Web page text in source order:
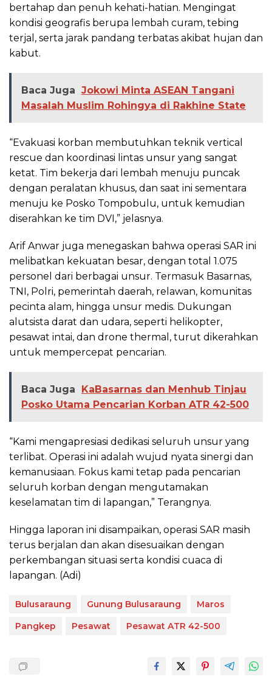
bertahap dan penuh kehati-hatian. Mengingat
kondisi geografis berupa lembah curam, tebing
terjal, serta jarak pandang terbatas akibat hujan dan
kabut.
Baca Juga Jokowi Minta ASEAN Tangani
Masalah Muslim Rohingya di Rakhine State
“Evakuasi korban membutuhkan teknik vertical
rescue dan koordinasi lintas unsur yang sangat
ketat. Tim bekerja dari lembah menuju puncak
dengan peralatan khusus, dan saat ini sementara
menuju ke Posko Tompobulu, untuk kemudian
diserahkan ke tim DVI,” jelasnya.
Arif Anwar juga menegaskan bahwa operasi SAR ini
melibatkan kekuatan besar, dengan total 1.075
personel dari berbagai unsur. Termasuk Basarnas,
TNI, Polri, pemerintah daerah, relawan, komunitas
pecinta alam, hingga unsur medis. Dukungan
alutsista darat dan udara, seperti helikopter,
pesawat intai, dan drone thermal, turut dikerahkan
untuk mempercepat pencarian.
Baca Juga
KaBasarnas dan Menhub Tinjau
Posko Utama Pencarian Korban ATR 42-500
“Kami mengapresiasi dedikasi seluruh unsur yang
terlibat. Operasi ini adalah wujud nyata sinergi dan
kemanusiaan. Fokus kami tetap pada pencarian
seluruh korban dengan mengutamakan
keselamatan tim di lapangan,” Terangnya.
Hingga laporan ini disampaikan, operasi SAR masih
terus berjalan dan akan disesuaikan dengan
perkembangan situasi serta kondisi cuaca di
lapangan. (Adi)
Bulusaraung Gunung Bulusaraung
Maros
Pangkep
Pesawat Pesawat ATR 42-500